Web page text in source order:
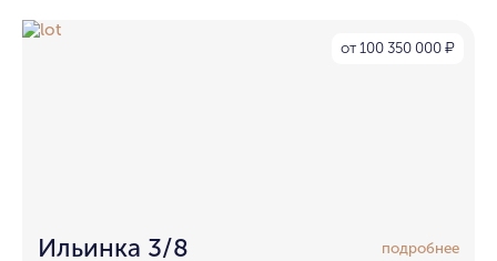
от 100 350 000 ₽
Ильинка 3/8 подробнее